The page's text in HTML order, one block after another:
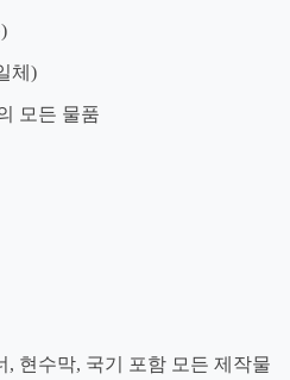
체)
모든 물품
, 현수막, 국기 포함 모든 제작물